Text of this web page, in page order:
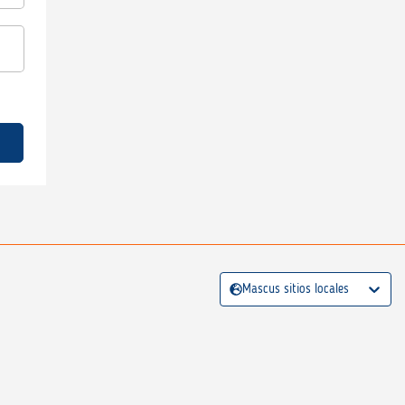
Mascus sitios locales